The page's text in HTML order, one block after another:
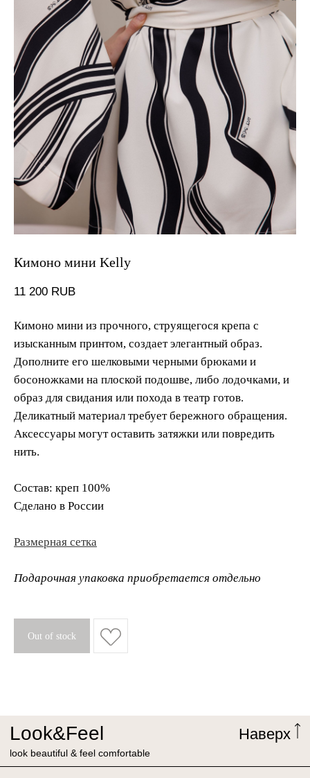
Кимоно мини Kelly
11 200 RUB
Кимоно мини из прочного, струящегося крепа с
изысканным принтом, создает элегантный образ.
Дополните его шелковыми черными брюками и
босоножками на плоской подошве, либо лодочками, и
образ для свидания или похода в театр готов.
Деликатный материал требует бережного обращения.
Аксессуары могут оставить затяжки или повредить
нить.
Состав: креп 100%
Сделано в России
Размерная сетка
Подарочная упаковка приобретается отдельно
Out of stock
Наверх
Look&Feel
ПОКУПАТЕЛЯМ:
О КОМПАНИИ:
look beautiful & feel comfortable
info@lookandfeelstore.com